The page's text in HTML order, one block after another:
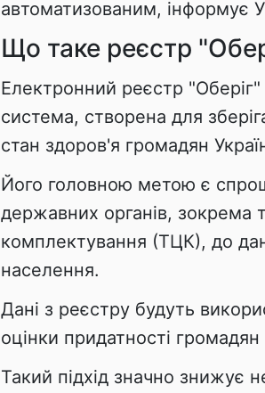
автоматизованим, інформує
Що таке реєстр
Електронний реєстр
система, створена для
стан здоров'я громадян
Його головною метою є
державних органів, зокрема
комплектування (ТЦК), до
населення.
Дані з реєстру будуть
оцінки придатності
Такий підхід значно знижує